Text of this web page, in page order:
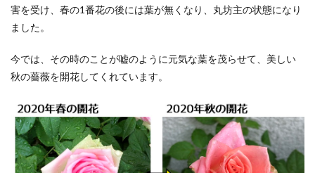
害を受け、春の1番花の後には葉が無くなり、丸坊主の状態になり
ました。
今では、その時のことが嘘のように元気な葉を茂らせて、美しい
秋の薔薇を開花してくれています。